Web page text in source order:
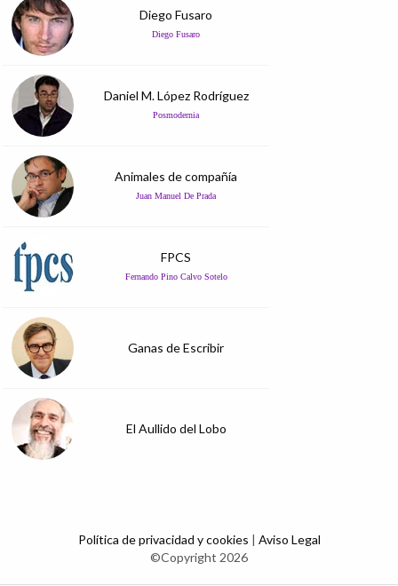
Diego Fusaro
Diego Fusaro
Daniel M. López Rodríguez
Posmodernia
Animales de compañía
Juan Manuel De Prada
FPCS
Fernando Pino Calvo Sotelo
Ganas de Escribir
El Aullido del Lobo
Política de privacidad y cookies | Aviso Legal
©Copyright 2026